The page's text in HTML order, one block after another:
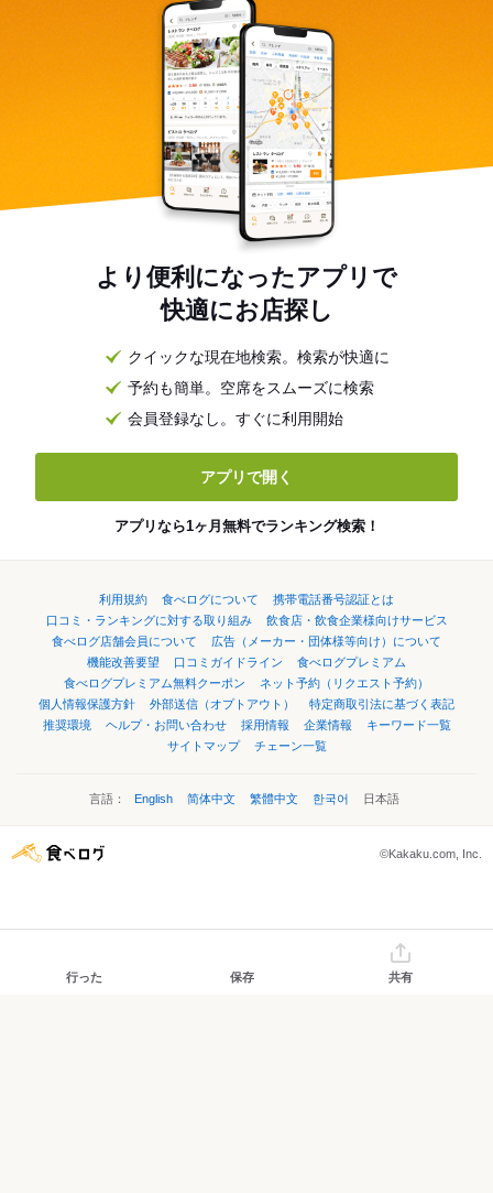
より便利になったアプリで
快適にお店探し
クイックな現在地検索。検索が快適に
予約も簡単。空席をスムーズに検索
会員登録なし。すぐに利用開始
アプリで開く
アプリなら1ヶ月無料でランキング検索！
利用規約 食べログについて
携帯電話番号認証とは
口コミ・ランキングに対する取り組み
飲食店・飲食企業様向けサービス
食べログ店舗会員について
広告（メーカー・団体様等向け）について
機能改善要望
口コミガイドライン
食べログプレミアム
食べログプレミアム無料クーポン
ネット予約（リクエスト予約）
個人情報保護方針
外部送信（オプトアウト）
特定商取引法に基づく表記
推奨環境
ヘルプ・お問い合わせ 採用情報 企業情報
キーワード一覧
サイトマップ
チェーン一覧
言語： English 简体中文 繁體中文 한국어 日本語
©Kakaku.com, Inc.
行った 保存 共有